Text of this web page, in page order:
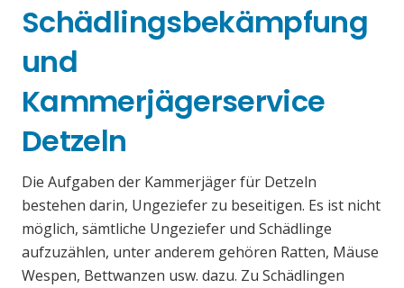
Schädlingsbekämpfung
und
Kammerjägerservice
Detzeln
Die Aufgaben der Kammerjäger für Detzeln
bestehen darin, Ungeziefer zu beseitigen. Es ist nicht
möglich, sämtliche Ungeziefer und Schädlinge
aufzuzählen, unter anderem gehören Ratten, Mäuse
Wespen, Bettwanzen usw. dazu. Zu Schädlingen